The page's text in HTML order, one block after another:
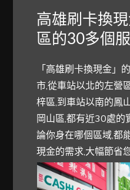
高雄刷卡換
區的30多個
「高雄刷卡換現金」
市,從車站以北的左營
梓區,到車站以南的鳳
岡山區,都有近30處的
論你身在哪個區域,都
現金的需求,大幅節省